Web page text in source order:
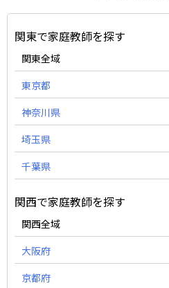
関東で家庭教師を探す
関東全域
東京都
神奈川県
埼玉県
千葉県
関西で家庭教師を探す
関西全域
大阪府
京都府